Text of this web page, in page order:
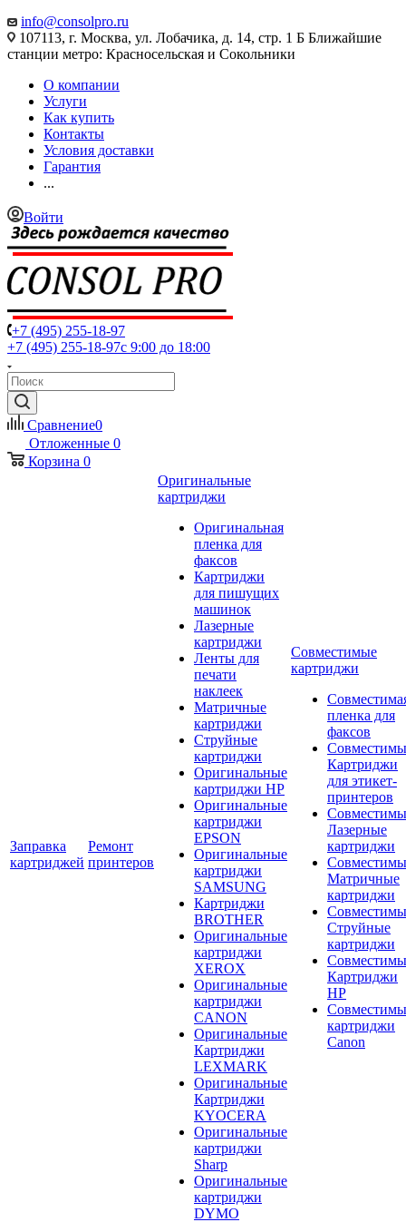
info@consolpro.ru
107113, г. Москва, ул. Лобачика, д. 14, стр. 1 Б Ближайшие
станции метро: Красносельская и Сокольники
О компании
Услуги
Как купить
Контакты
Условия доставки
Гарантия
...
Войти
+7 (495) 255-18-97
+7 (495) 255-18-97с 9:00 до 18:00
Сравнение0
Отложенные 0
Корзина 0
Заправка
картриджей
Ремонт
принтеров
Оригинальные
картриджи
Оригинальная
пленка для
факсов
Картриджи
для пишущих
машинок
Лазерные
картриджи
Ленты для
печати
наклеек
Матричные
картриджи
Струйные
картриджи
Оригинальные
картриджи HP
Оригинальные
картриджи
EPSON
Оригинальные
картриджи
SAMSUNG
Картриджи
BROTHER
Оригинальные
картриджи
XEROX
Оригинальные
картриджи
CANON
Оригинальные
Картриджи
LEXMARK
Оригинальные
Картриджи
KYOCERA
Оригинальные
картриджи
Sharp
Оригинальные
картриджи
DYMO
Совместимые
картриджи
пленка для
факсов
Картриджи
для этикет-
принтеров
Лазерные
картриджи
Матричные
картриджи
Струйные
картриджи
Картриджи
HP
картриджи
Canon